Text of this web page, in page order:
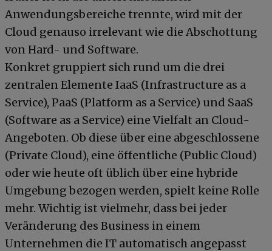
Anwendungsbereiche trennte, wird mit der
Cloud genauso irrelevant wie die Abschottung
von Hard- und Software.
Konkret gruppiert sich rund um die drei
zentralen Elemente IaaS (Infrastructure as a
Service), PaaS (Platform as a Service) und SaaS
(Software as a Service) eine Vielfalt an Cloud-
Angeboten. Ob diese über eine abgeschlossene
(Private Cloud), eine öffentliche (Public Cloud)
oder wie heute oft üblich über eine hybride
Umgebung bezogen werden, spielt keine Rolle
mehr. Wichtig ist vielmehr, dass bei jeder
Veränderung des Business in einem
Unternehmen die IT automatisch angepasst